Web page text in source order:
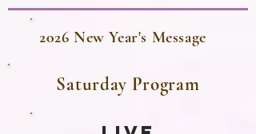
2026 New Year's Message
Saturday Program